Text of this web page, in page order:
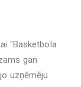
"Basketbola
gan
uzņēmēju